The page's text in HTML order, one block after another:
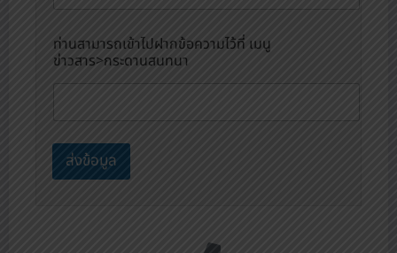
ท
น
า
*
ท่านสามารถเข้าไปฝากข้อความไว้ที่ เมนู
ข่าวสาร>กระดานสนทนา
ส่งข้อมูล